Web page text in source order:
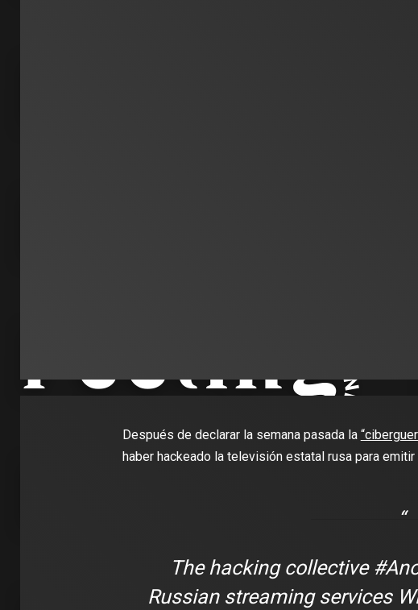
Después de declarar la semana pasada la
haber hackeado la televisión estatal rusa para emitir
The hacking collective
Russian streaming services